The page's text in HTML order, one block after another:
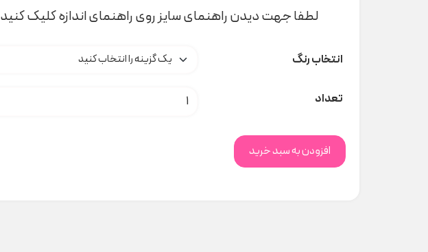
لطفا جهت دیدن راهنمای سایز روی راهنمای اندازه کلیک کنید
انتخاب رنگ
تعداد کلاه خرسی Awesome کد H000206 عدد
افزودن به سبد خرید